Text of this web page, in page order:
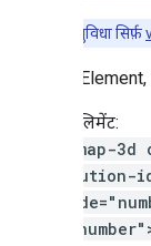
यह सुविधा सिर्फ़
कस्टम एलिमेंट:
<gmp-
attribution-